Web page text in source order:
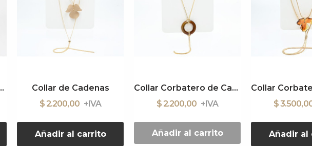
de Cadena
Collar de Cadenas
$ 2.200,00
Añadir al carrito
Collar Corbatero de Cadenas
$ 2.200,00
Añadir al carrito
$
Añadir al